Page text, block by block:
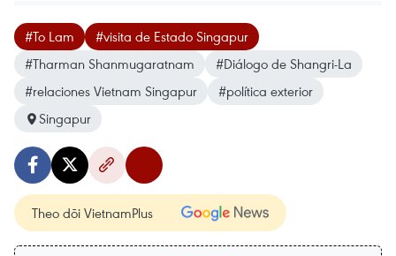
#To Lam
#visita de Estado Singapur
#Tharman Shanmugaratnam
#Diálogo de Shangri-La
#relaciones Vietnam Singapur
#política exterior
Singapur
Theo dõi VietnamPlus